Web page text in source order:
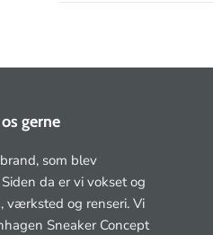
gerne
som blev
da er vi vokset og
værksted og renseri. Vi
Sneaker Concept